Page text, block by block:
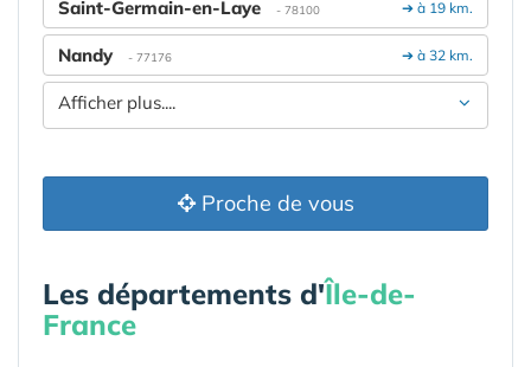
➔ à 19 km.
Saint-Germain-en-Laye - 78100
➔ à 32 km.
Nandy - 77176
Afficher plus....
Proche de vous
Les départements d'Île-de-
France